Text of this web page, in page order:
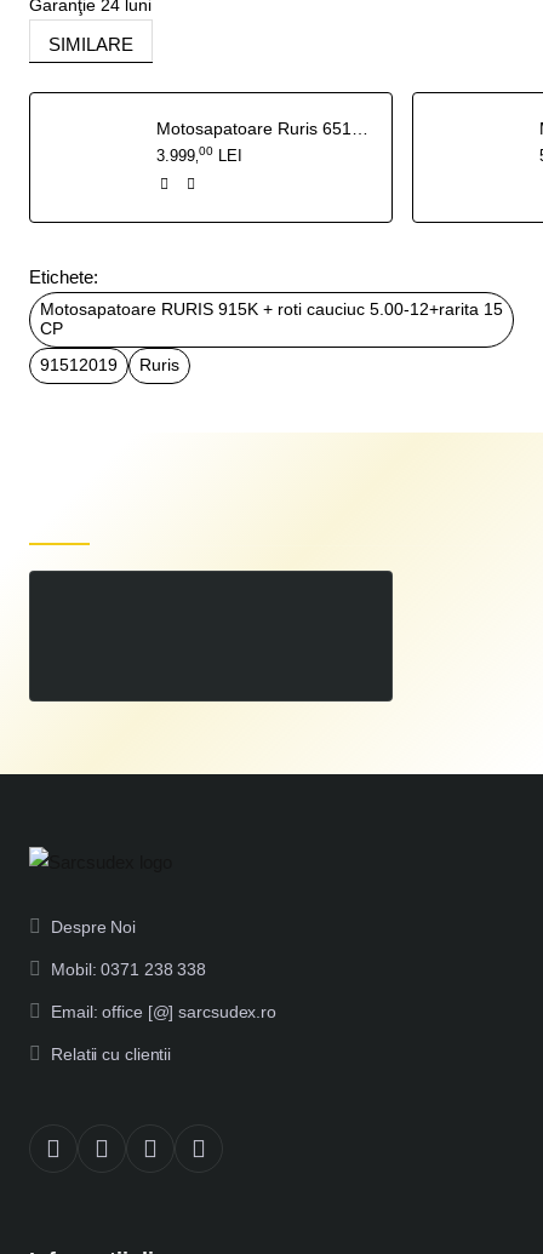
Garanţie 24 luni
SIMILARE
3.999 00 LEI
Etichete:
Motosapatoare RURIS 915K + roti cauciuc 5.00-12+rarita 15
CP
91512019
Ruris
Despre Noi
Mobil: 0371 238 338
Email: office [@] sarcsudex.ro
Relatii cu clientii